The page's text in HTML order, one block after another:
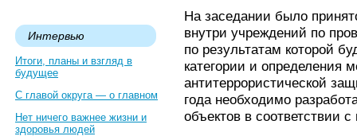
Интервью
Итоги, планы и взгляд в
будущее
С главой округа — о главном
Нет ничего важнее жизни и
здоровья людей
На заседании было
внутри учреждений по
по результатам которой
категории и определения
антитеррористической
года необходимо
объектов в соответствии